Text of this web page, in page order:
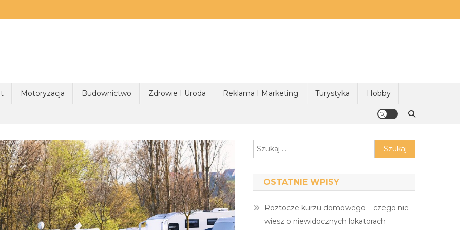
Motoryzacja Budownictwo Zdrowie I Uroda Reklama I Marketing Turystyka Hobby
Szukaj:
OSTATNIE WPISY
Roztocze kurzu domowego – czego nie
wiesz o niewidocznych lokatorach